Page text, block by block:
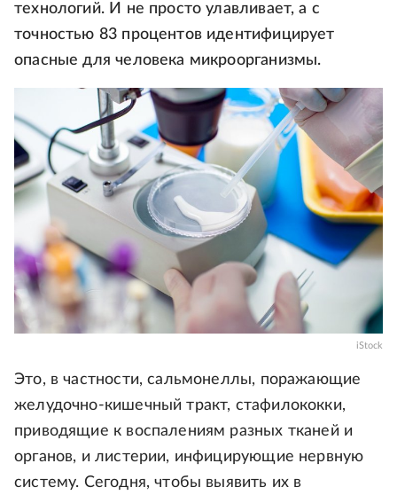
технологий. И не просто улавливает, а с
точностью 83 процентов идентифицирует
опасные для человека микроорганизмы.
iStock
Это, в частности, сальмонеллы, поражающие
желудочно-кишечный тракт, стафилококки,
приводящие к воспалениям разных тканей и
органов, и листерии, инфицирующие нервную
систему. Сегодня, чтобы выявить их в